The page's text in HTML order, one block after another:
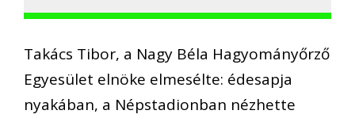
Takács Tibor, a Nagy Béla Hagyományőrző
Egyesület elnöke elmesélte: édesapja
nyakában, a Népstadionban nézhette